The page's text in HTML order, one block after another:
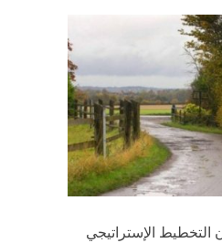
التخطيط الإستراتيجي